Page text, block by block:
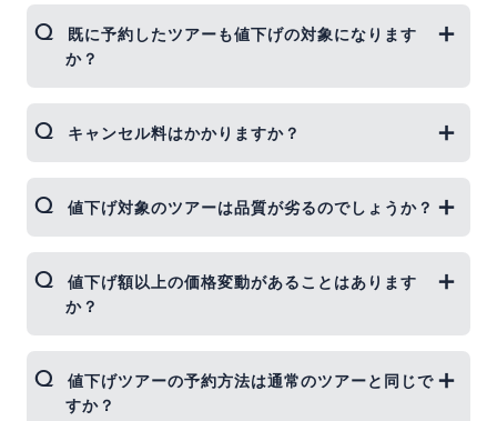
れます。値下げ料金適用の座席数は限られておりま
すので、残席が無くなると階段式に高くなっていく
仕組みです。お早めのご予約をおすすめします。
既に予約したツアーも値下げの対象になります
か？
ーは対象外となります。ただし、キャンセルして再
予約することは可能です。その場合、通常のキャン
ル料0円キャンペーンを使って再予約は可能です
が、ポイント付与までの残席補償・在庫確保はでき
キャンセル料はかかりますか？
はキャンセルポリシーをご確認ください。弊社では
安心キャンセルサポートを実施しています。予約当
ト還元による実質0円など、安心してご予約いただ
けます。
値下げ対象のツアーは品質が劣るのでしょうか？
ツアーも、当社の通常ツアーと同じ高品質のサービ
スを提供しています。値下げは主にフライト料金の
変動によるものであり、ホテルやサービスの質に影
値下げ額以上の価格変動があることはあります
か？
イナミックプライシングを採用しているため、需要
や空席状況に応じて運賃が日々変動します。そのた
値下げツアーの予約方法は通常のツアーと同じで
すか？